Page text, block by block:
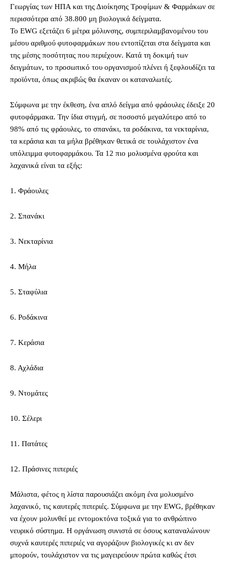
Γεωργίας των ΗΠΑ και της Διοίκησης Τροφίμων & Φαρμάκων σε
περισσότερα από 38.800 μη βιολογικά δείγματα.
Το EWG εξετάζει 6 μέτρα μόλυνσης, συμπεριλαμβανομένου του
μέσου αριθμού φυτοφαρμάκων που εντοπίζεται στα δείγματα και
της μέσης ποσότητας που περιέχουν. Κατά τη δοκιμή των
δειγμάτων, το προσωπικό του οργανισμού πλένει ή ξεφλουδίζει τα
προϊόντα, όπως ακριβώς θα έκαναν οι καταναλωτές.
Σύμφωνα με την έκθεση, ένα απλό δείγμα από φράουλες έδειξε 20
φυτοφάρμακα. Την ίδια στιγμή, σε ποσοστό μεγαλύτερο από το
98% από τις φράουλες, το σπανάκι, τα ροδάκινα, τα νεκταρίνια,
τα κεράσια και τα μήλα βρέθηκαν θετικά σε τουλάχιστον ένα
υπόλειμμα φυτοφαρμάκου. Τα 12 πιο μολυσμένα φρούτα και
λαχανικά είναι τα εξής:
1. Φράουλες
2. Σπανάκι
3. Νεκταρίνια
4. Μήλα
5. Σταφύλια
6. Ροδάκινα
7. Κεράσια
8. Αχλάδια
9. Ντομάτες
10. Σέλερι
11. Πατάτες
12. Πράσινες πιπεριές
Μάλιστα, φέτος η λίστα παρουσιάζει ακόμη ένα μολυσμένο
λαχανικό, τις καυτερές πιπεριές. Σύμφωνα με την EWG, βρέθηκαν
να έχουν μολυνθεί με εντομοκτόνα τοξικά για το ανθρώπινο
νευρικό σύστημα. Η οργάνωση συνιστά σε όσους καταναλώνουν
συχνά καυτερές πιπεριές να αγοράζουν βιολογικές κι αν δεν
μπορούν, τουλάχιστον να τις μαγειρεύουν πρώτα καθώς έτσι